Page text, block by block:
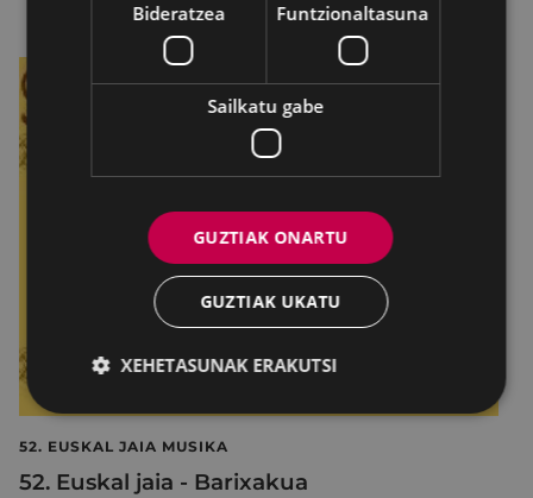
52. EUSKAL JAIA MUSIKA
52. Euskal jaia - Barixakua
Bideratzea Funtzionaltasuna
Sailkatu gabe
GUZTIAK ONARTU
GUZTIAK UKATU
XEHETASUNAK ERAKUTSI